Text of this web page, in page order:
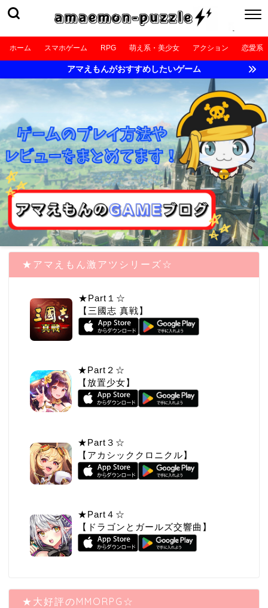
ホーム スマホゲーム RPG 萌え系・美少女 アクション 恋愛系
アマえもんがおすすめしたいゲーム
★アマえもん激アツシリーズ☆
★Part１☆
【三國志 真戦】
★Part２☆
【放置少女】
★Part３☆
【アカシッククロニクル】
★Part４☆
【ドラゴンとガールズ交響曲】
★大好評のMMORPG☆